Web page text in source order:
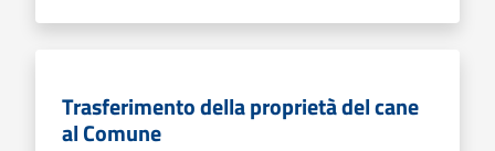
Trasferimento della proprietà del cane
al Comune